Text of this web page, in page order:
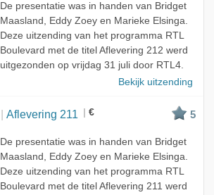
De presentatie was in handen van Bridget
Maasland, Eddy Zoey en Marieke Elsinga.
Deze uitzending van het programma RTL
Boulevard met de titel Aflevering 212 werd
uitgezonden op vrijdag 31 juli door RTL4.
Bekijk uitzending
Aflevering 211 € 5
De presentatie was in handen van Bridget
Maasland, Eddy Zoey en Marieke Elsinga.
Deze uitzending van het programma RTL
Boulevard met de titel Aflevering 211 werd